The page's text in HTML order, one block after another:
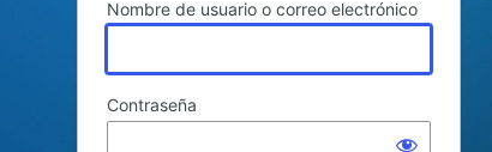
Nombre de usuario o correo electrónico
Contraseña